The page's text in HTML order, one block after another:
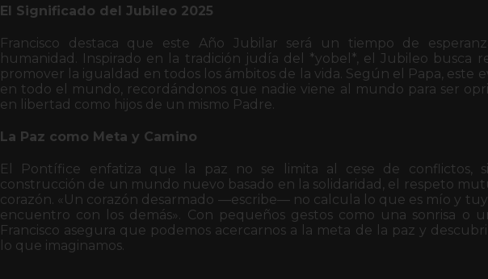
El Significado del Jubileo 2025
Francisco destaca que este Año Jubilar será un tiempo de
humanidad. Inspirado en la tradición judía del *yobel*, el Jubileo busca
promover la igualdad en todos los ámbitos de la vida. Según el Papa, este
en todo el mundo, recordándonos que nadie viene al mundo para ser
en libertad como hijos de un mismo Padre.
La Paz como Meta y Camino
El Pontífice enfatiza que la paz no se limita al cese de conflictos,
construcción de un mundo nuevo basado en la solidaridad, el respeto
corazón. «Un corazón desarmado —escribe— no calcula lo que es mío y
encuentro con los demás». Con pequeños gestos como una sonrisa o
Francisco asegura que podemos acercarnos a la meta de la paz y
lo que imaginamos.